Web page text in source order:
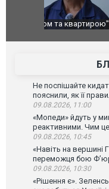
Одесу накрила
Не поспішайте
пояснили, як її
09.08.2026, 11:00
«Мопеди» йдуть у
реактивними. Чим
09.08.2026, 10:45
«Навіть на вершині
переможця бою
09.08.2026, 10:30
«Рішення є».